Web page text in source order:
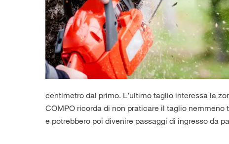
centimetro dal primo. L’ultimo taglio interessa la
COMPO ricorda di non praticare il taglio
e potrebbero poi divenire passaggi di ingresso da